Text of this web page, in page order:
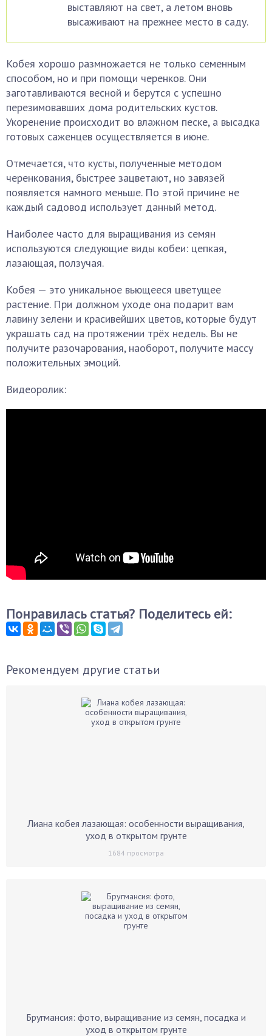
выставляют на свет, а летом вновь
высаживают на прежнее место в саду.
Кобея хорошо размножается не только семенным
способом, но и при помощи черенков. Они
заготавливаются весной и берутся с успешно
перезимовавших дома родительских кустов.
Укоренение происходит во влажном песке, а высадка
готовых саженцев осуществляется в июне.
Отмечается, что кусты, полученные методом
черенкования, быстрее зацветают, но завязей
появляется намного меньше. По этой причине не
каждый садовод использует данный метод.
Наиболее часто для выращивания из семян
используются следующие виды кобеи: цепкая,
лазающая, ползучая.
Кобея — это уникальное вьющееся цветущее
растение. При должном уходе она подарит вам
лавину зелени и красивейших цветов, которые будут
украшать сад на протяжении трёх недель. Вы не
получите разочарования, наоборот, получите массу
положительных эмоций.
Видеоролик:
Понравилась статья? Поделитесь ей:
Рекомендуем другие статьи
Лиана кобея лазающая: особенности выращивания,
уход в открытом грунте
1684 просмотра
Бругмансия: фото, выращивание из семян, посадка и
уход в открытом грунте